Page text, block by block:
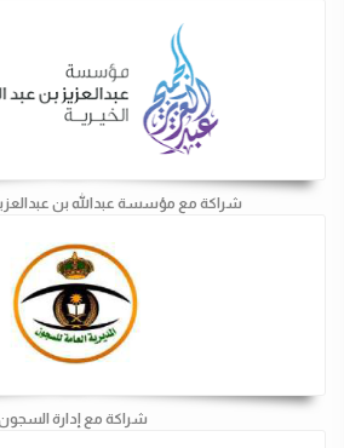
شراكة مع مؤسسة عبدالله بن عبدالعزيز
شراكة مع إدارة